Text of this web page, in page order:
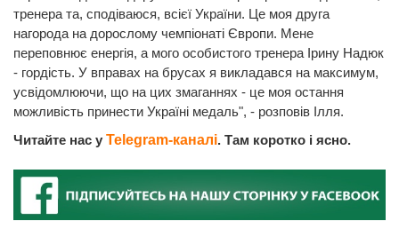
тренера та, сподіваюся, всієї України. Це моя друга
нагорода на дорослому чемпіонаті Європи. Мене
переповнює енергія, а мого особистого тренера Ірину Надюк
- гордість. У вправах на брусах я викладався на максимум,
усвідомлюючи, що на цих змаганнях - це моя остання
можливість принести Україні медаль", - розповів Ілля.
Читайте нас у Telegram-каналі. Там коротко і ясно.